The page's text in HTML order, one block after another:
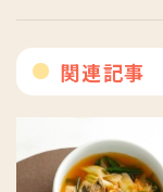
関連記事